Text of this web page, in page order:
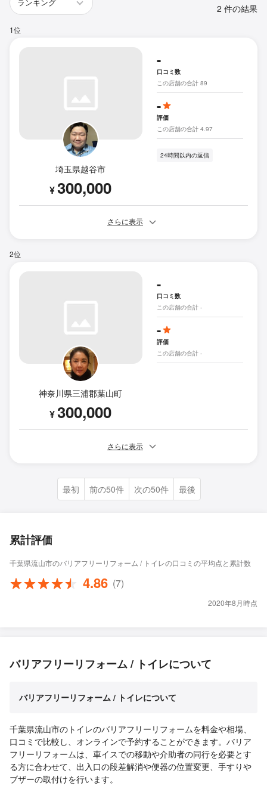
2 件の結果
1位
埼玉県越谷市
¥300,000
-
口コミ数
この店舗の合計 89
-
評価
この店舗の合計 4.97
24時間以内の返信
さらに表示
2位
神奈川県三浦郡葉山町
¥300,000
-
口コミ数
この店舗の合計 -
-
評価
この店舗の合計 -
さらに表示
最初 前の50件 次の50件 最後
累計評価
千葉県流山市のバリアフリーリフォーム / トイレの口コミの平均点と累計数
4.86 (7)
2020年8月時点
バリアフリーリフォーム / トイレについて
バリアフリーリフォーム / トイレについて
千葉県流山市のトイレのバリアフリーリフォームを料金や相場、
口コミで比較し、オンラインで予約することができます。バリア
フリーリフォームは、車イスでの移動や介助者の同行を必要とす
る方に合わせて、出入口の段差解消や便器の位置変更、手すりや
ブザーの取付けを行います。